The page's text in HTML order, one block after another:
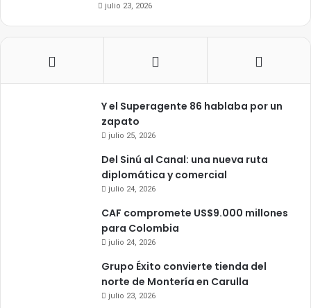
julio 23, 2026
Y el Superagente 86 hablaba por un
zapato
julio 25, 2026
Del Sinú al Canal: una nueva ruta
diplomática y comercial
julio 24, 2026
CAF compromete US$9.000 millones
para Colombia
julio 24, 2026
Grupo Éxito convierte tienda del
norte de Montería en Carulla
julio 23, 2026